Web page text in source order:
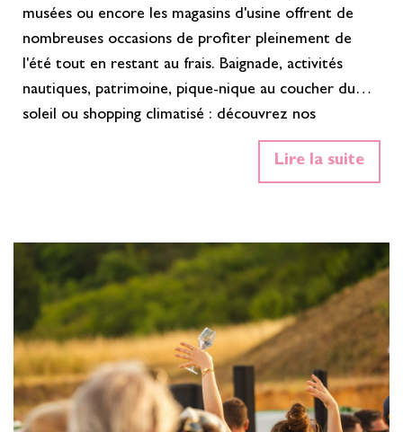
musées ou encore les magasins d'usine offrent de
nombreuses occasions de profiter pleinement de
l'été tout en restant au frais. Baignade, activités
nautiques, patrimoine, pique-nique au coucher du
soleil ou shopping climatisé : découvrez nos
meilleures idées pour profiter de l'été, tout en
adaptant vos sorties aux heures les plus fraîches de
plusieurs plages surveillées idéales…En savoir plus»
Lire la suite